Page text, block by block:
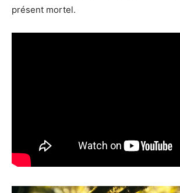
présent mortel.